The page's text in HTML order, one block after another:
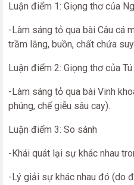
Luận điểm 1: Giọng thơ của
-Làm sáng tỏ qua bài Câu cá
trầm lắng, buồn, chất chứa
Luận điểm 2: Giọng thơ của
-Làm sáng tỏ qua bài Vinh
phúng, chế giễu sâu cay).
Luận điểm 3: So sánh
-Khái quát lại sự khác nhau
-Lý giải sự khác nhau đó (do